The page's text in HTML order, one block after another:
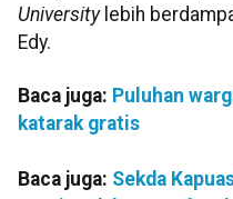
Universitylebih
Edy.
Baca juga: Puluhan
katarak gratis
Baca juga: Sekda